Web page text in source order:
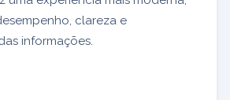
clareza e
informações.